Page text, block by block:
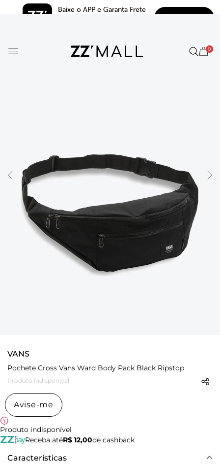
Baixe o APP e Garanta Frete
0
VANS
Pochete Cross Vans Ward Body Pack Black Ripstop
Produto indisponível
Avise-me
Produto indisponível
Receba atéR$ 12,00de cashback
Características